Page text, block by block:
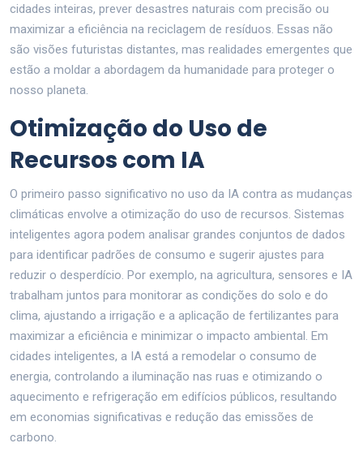
cidades inteiras, prever desastres naturais com precisão ou
maximizar a eficiência na reciclagem de resíduos. Essas não
são visões futuristas distantes, mas realidades emergentes que
estão a moldar a abordagem da humanidade para proteger o
nosso planeta.
Otimização do Uso de
Recursos com IA
O primeiro passo significativo no uso da IA contra as mudanças
climáticas envolve a otimização do uso de recursos. Sistemas
inteligentes agora podem analisar grandes conjuntos de dados
para identificar padrões de consumo e sugerir ajustes para
reduzir o desperdício. Por exemplo, na agricultura, sensores e IA
trabalham juntos para monitorar as condições do solo e do
clima, ajustando a irrigação e a aplicação de fertilizantes para
maximizar a eficiência e minimizar o impacto ambiental. Em
cidades inteligentes, a IA está a remodelar o consumo de
energia, controlando a iluminação nas ruas e otimizando o
aquecimento e refrigeração em edifícios públicos, resultando
em economias significativas e redução das emissões de
carbono.